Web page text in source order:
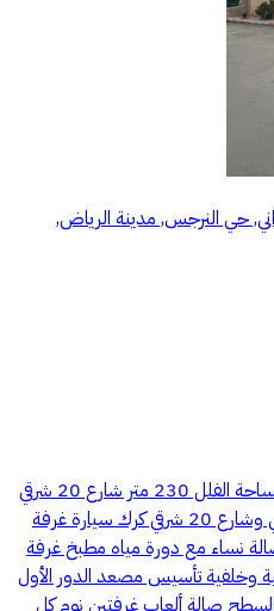
حي النرجس, مدينة الرياض,
بدأ البيع ‏فلل و أدوار النرجس 33 ‏ مساحة الفلل ‏230 متر ‏شارع 20 شرقي
‏وفيلا زاوية 230 متر ‏شارع 20 جنوبي ‏وشارع 20 شرقي ‏كرك سيارة ‏غرفة
نساء مع دورة مياه ‏مطبخ ‏غرفة
وخلفية ‏تأسيس مصعد ‏الدور الأول
‏صالة ألعاب ‏غرفتين نوم كل